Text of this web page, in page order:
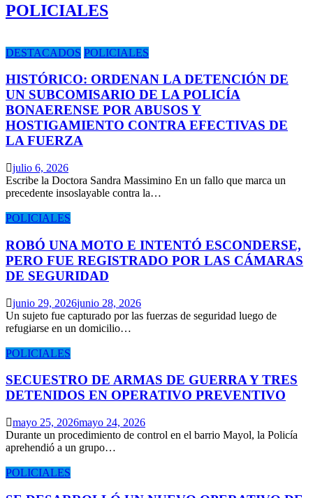
POLICIALES
DESTACADOS POLICIALES
HISTÓRICO: ORDENAN LA DETENCIÓN DE
UN SUBCOMISARIO DE LA POLICÍA
BONAERENSE POR ABUSOS Y
HOSTIGAMIENTO CONTRA EFECTIVAS DE
LA FUERZA
julio 6, 2026
Escribe la Doctora Sandra Massimino En un fallo que marca un
precedente insoslayable contra la…
POLICIALES
ROBÓ UNA MOTO E INTENTÓ ESCONDERSE,
PERO FUE REGISTRADO POR LAS CÁMARAS
DE SEGURIDAD
junio 29, 2026junio 28, 2026
Un sujeto fue capturado por las fuerzas de seguridad luego de
refugiarse en un domicilio…
POLICIALES
SECUESTRO DE ARMAS DE GUERRA Y TRES
DETENIDOS EN OPERATIVO PREVENTIVO
mayo 25, 2026mayo 24, 2026
Durante un procedimiento de control en el barrio Mayol, la Policía
aprehendió a un grupo…
POLICIALES